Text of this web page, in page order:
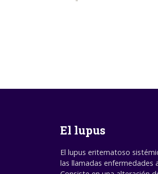
El lupus
El lupus eritematoso
las llamadas enfermedades